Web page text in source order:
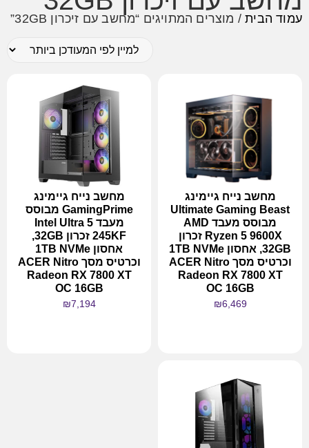
עמוד הבית/ מוצרים המתויגים “מחשב עם זיכרון 32GB”
מחשב נייח גיימינג
Ultimate Gaming Beast
מבוסס מעבד AMD
Ryzen 5 9600X זכרון
32GB, אחסון 1TB NVMe
וכרטיס מסך ACER Nitro
Radeon RX 7800 XT
OC 16GB
₪6,469
מחשב נייח גיימינג
GamingPrime מבוסס
מעבד Intel Ultra 5
245KF זכרון 32GB,
אחסון 1TB NVMe
וכרטיס מסך ACER Nitro
Radeon RX 7800 XT
OC 16GB
₪7,194